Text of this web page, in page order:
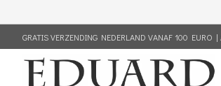
GRATIS VERZENDING NEDERLAND VANAF 100